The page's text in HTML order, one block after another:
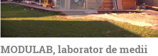
MODULAB, laborator de medii